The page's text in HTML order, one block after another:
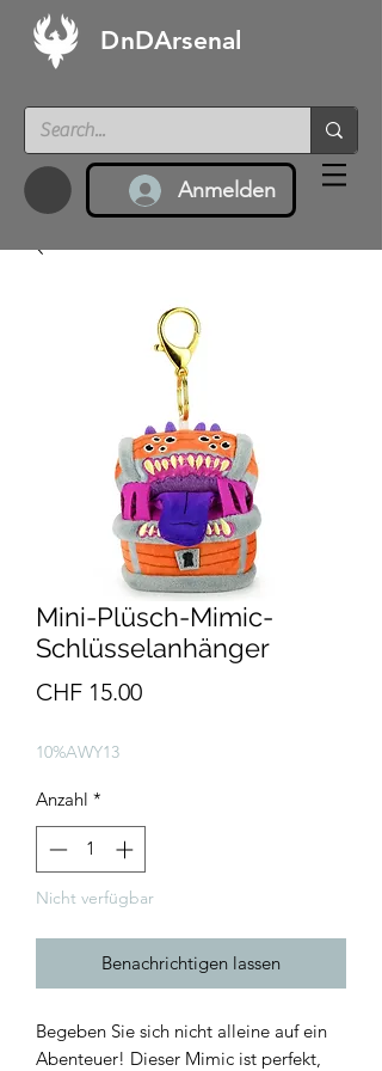
DnDArsenal
Anmelden
Mini-Plüsch-Mimic-
Schlüsselanhänger
CHF 15.00Preis
10%AWY13
Anzahl *
Nicht verfügbar
Benachrichtigen lassen
Begeben Sie sich nicht alleine auf ein
Abenteuer! Dieser Mimic ist perfekt,